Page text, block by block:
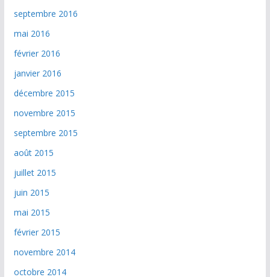
septembre 2016
mai 2016
février 2016
janvier 2016
décembre 2015
novembre 2015
septembre 2015
août 2015
juillet 2015
juin 2015
mai 2015
février 2015
novembre 2014
octobre 2014